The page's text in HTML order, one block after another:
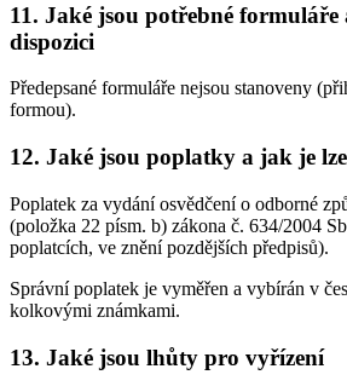
11. Jaké jsou potřebné formuláře
dispozici
Předepsané formuláře nejsou stanoveny
formou).
12. Jaké jsou poplatky a jak je
Poplatek za vydání osvědčení o odborné
(položka 22 písm. b) zákona č. 634/2004
poplatcích, ve znění pozdějších předpisů).
Správní poplatek je vyměřen a vybírán v
kolkovými známkami.
13. Jaké jsou lhůty pro vyřízení